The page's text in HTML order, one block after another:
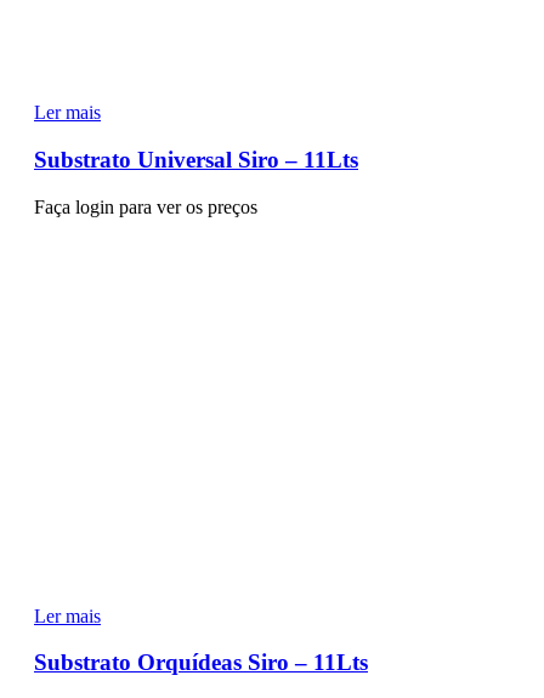
Ler mais
Substrato Universal Siro – 11Lts
Faça login para ver os preços
Ler mais
Substrato Orquídeas Siro – 11Lts